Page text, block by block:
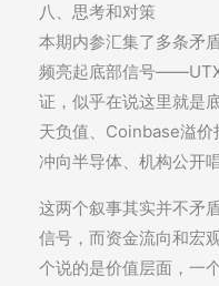
八、思考和对策
本期内参汇集了多条矛
频亮起底部信号
证，似乎在说这里就是
天负值、Coinbase溢
冲向半导体、机构公开
这两个叙事其实并不矛
信号，而资金流向和宏
个说的是价值层面，一